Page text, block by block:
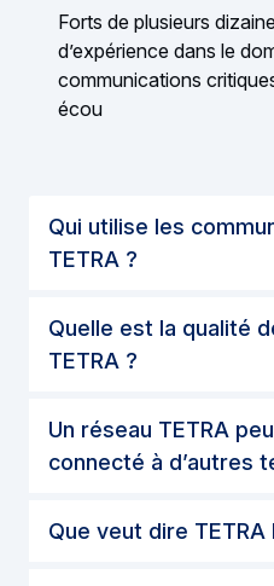
Forts de plusieurs
d’expérience dans le
communications
écou
Qui utilise les
TETRA ?
Quelle est la qualité
TETRA ?
Un réseau TETRA
connecté à d’autres
Que veut dire